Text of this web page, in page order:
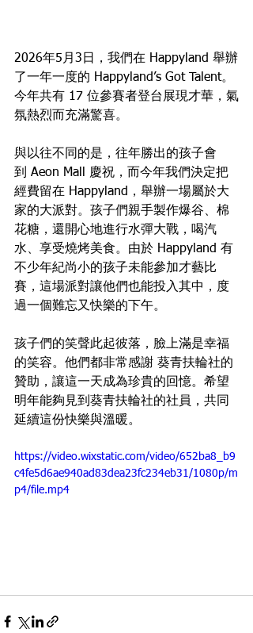
2026年5月3日，我們在 Happyland 舉辦
了一年一度的 Happyland’s Got Talent。
今年共有 17 位參賽者登台展現才華，氣
氛熱烈而充滿驚喜。
與以往不同的是，往年勝出的孩子會
到 Aeon Mall 慶祝，而今年我們決定把
經費留在 Happyland，舉辦一場屬於大
家的大派對。孩子們親手製作爆谷、棉
花糖，還開心地進行水彈大戰，喝汽
水、享受燒烤美食。由於 Happyland 有
不少年紀尚小的孩子未能參加才藝比
賽，這場派對讓他們也能投入其中，度
過一個難忘又快樂的下午。
孩子們的笑聲此起彼落，臉上滿是幸福
的笑容。他們都非常感謝 葵青扶輪社的
贊助，讓這一天成為珍貴的回憶。希望
明年能夠見到葵青扶輪社的社員，共同
延續這份快樂與溫暖。
https://video.wixstatic.com/video/652ba8_b9
c4fe5d6ae940ad83dea23fc234eb31/1080p/m
p4/file.mp4